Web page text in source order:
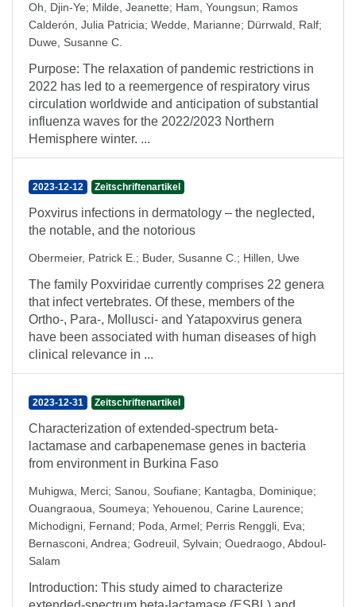
Oh, Djin-Ye; Milde, Jeanette; Ham, Youngsun; Ramos
Calderón, Julia Patricia; Wedde, Marianne; Dürrwald, Ralf;
Duwe, Susanne C.
Purpose: The relaxation of pandemic restrictions in
2022 has led to a reemergence of respiratory virus
circulation worldwide and anticipation of substantial
influenza waves for the 2022/2023 Northern
Hemisphere winter. ...
2023-12-12 Zeitschriftenartikel
Poxvirus infections in dermatology – the neglected,
the notable, and the notorious
Obermeier, Patrick E. ; Buder, Susanne C. ; Hillen, Uwe
The family Poxviridae currently comprises 22 genera
that infect vertebrates. Of these, members of the
Ortho-, Para-, Mollusci- and Yatapoxvirus genera
have been associated with human diseases of high
clinical relevance in ...
2023-12-31 Zeitschriftenartikel
Characterization of extended-spectrum beta-
lactamase and carbapenemase genes in bacteria
from environment in Burkina Faso
Muhigwa, Merci; Sanou, Soufiane; Kantagba, Dominique;
Ouangraoua, Soumeya; Yehouenou, Carine Laurence;
Michodigni, Fernand; Poda, Armel; Perris Renggli, Eva;
Bernasconi, Andrea; Godreuil, Sylvain; Ouedraogo, Abdoul-
Salam
Introduction: This study aimed to characterize